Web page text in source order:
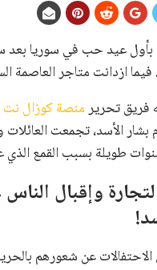
عيد حب في سوريا بعد
ازدانت متاجر العاصمة
فريق تحريرمنصة كوزال نت
الأسد، تجمعت العائلات
طويلة بسبب القمع الذي
وإقبال
عن شعورهم